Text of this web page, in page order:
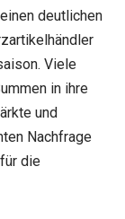
deutlichen
Viele
in ihre
und
Nachfrage
die